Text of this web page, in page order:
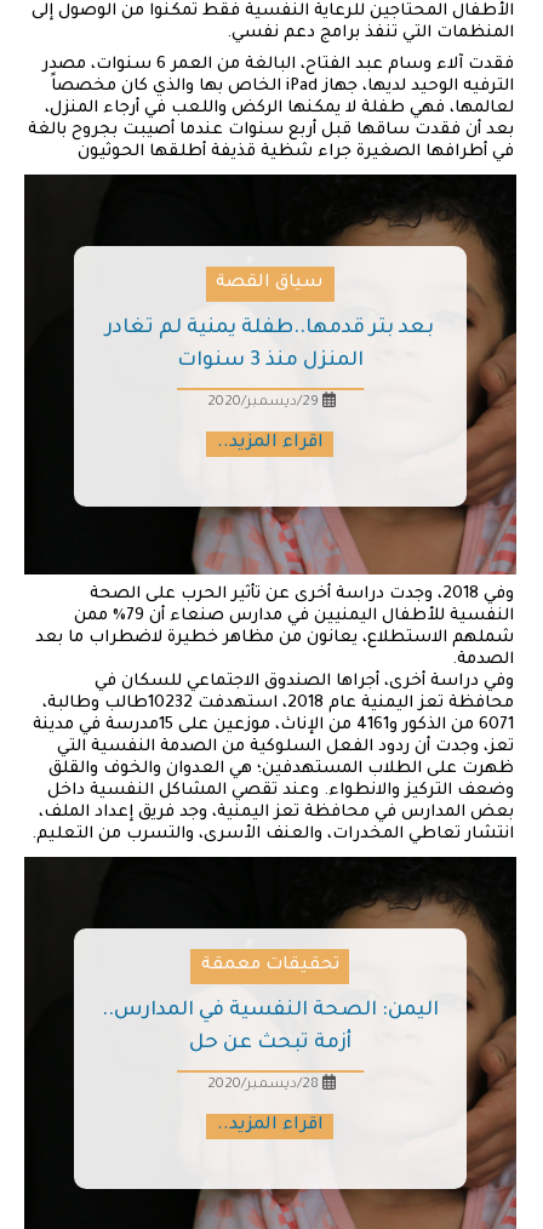
الأطفال المحتاجين للرعاية النفسية فقط تمكنوا من الوصول إلى
المنظمات التي تنفذ برامج دعم نفسي.
فقدت آلاء وسام عبد الفتاح، البالغة من العمر 6 سنوات، مصدر
الترفيه الوحيد لديها، جهاز iPad الخاص بها والذي كان مخصصاً
لعالمها، فهي طفلة لا يمكنها الركض واللعب في أرجاء المنزل،
بعد أن فقدت ساقها قبل أربع سنوات عندما أصيبت بجروح بالغة
في أطرافها الصغيرة جراء شظية قذيفة أطلقها الحوثيون
سياق القصة
بعد بتر قدمها..طفلة يمنية لم تغادر
المنزل منذ 3 سنوات
اقراء المزيد..
وفي 2018، وجدت دراسة أخرى عن تأثير الحرب على الصحة
النفسية للأطفال اليمنيين في مدارس صنعاء أن 79٪ ممن
شملهم الاستطلاع، يعانون من مظاهر خطيرة لاضطراب ما بعد
الصدمة.
وفي دراسة أخرى، أجراها الصندوق الاجتماعي للسكان في
محافظة تعز اليمنية عام 2018، استهدفت 10232طالب وطالبة،
6071 من الذكور و4161 من الإناث، موزعين على 15مدرسة في مدينة
تعز، وجدت أن ردود الفعل السلوكية من الصدمة النفسية التي
ظهرت على الطلاب المستهدفين؛ هي العدوان والخوف والقلق
وضعف التركيز والانطواء. وعند تقصي المشاكل النفسية داخل
بعض المدارس في محافظة تعز اليمنية، وجد فريق إعداد الملف،
انتشار تعاطي المخدرات، والعنف الأسرى، والتسرب من التعليم.
تحقيقات معمقة
اليمن: الصحة النفسية في المدارس..
أزمة تبحث عن حل
اقراء المزيد..